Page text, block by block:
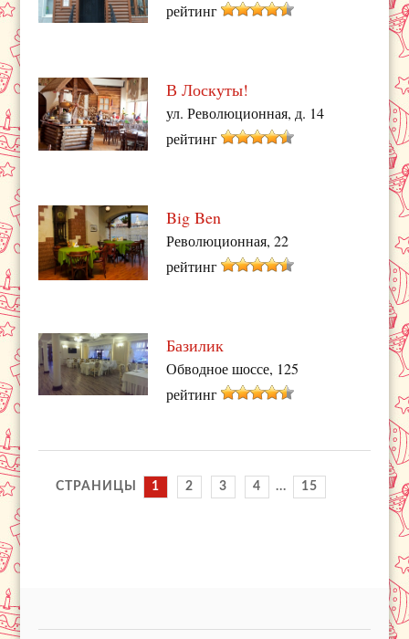
рейтинг
В Лоскуты!
ул. Революционная, д. 14
рейтинг
Big Ben
Революционная, 22
рейтинг
Базилик
Обводное шоссе, 125
рейтинг
СТРАНИЦЫ 1 2 3 4 ... 15